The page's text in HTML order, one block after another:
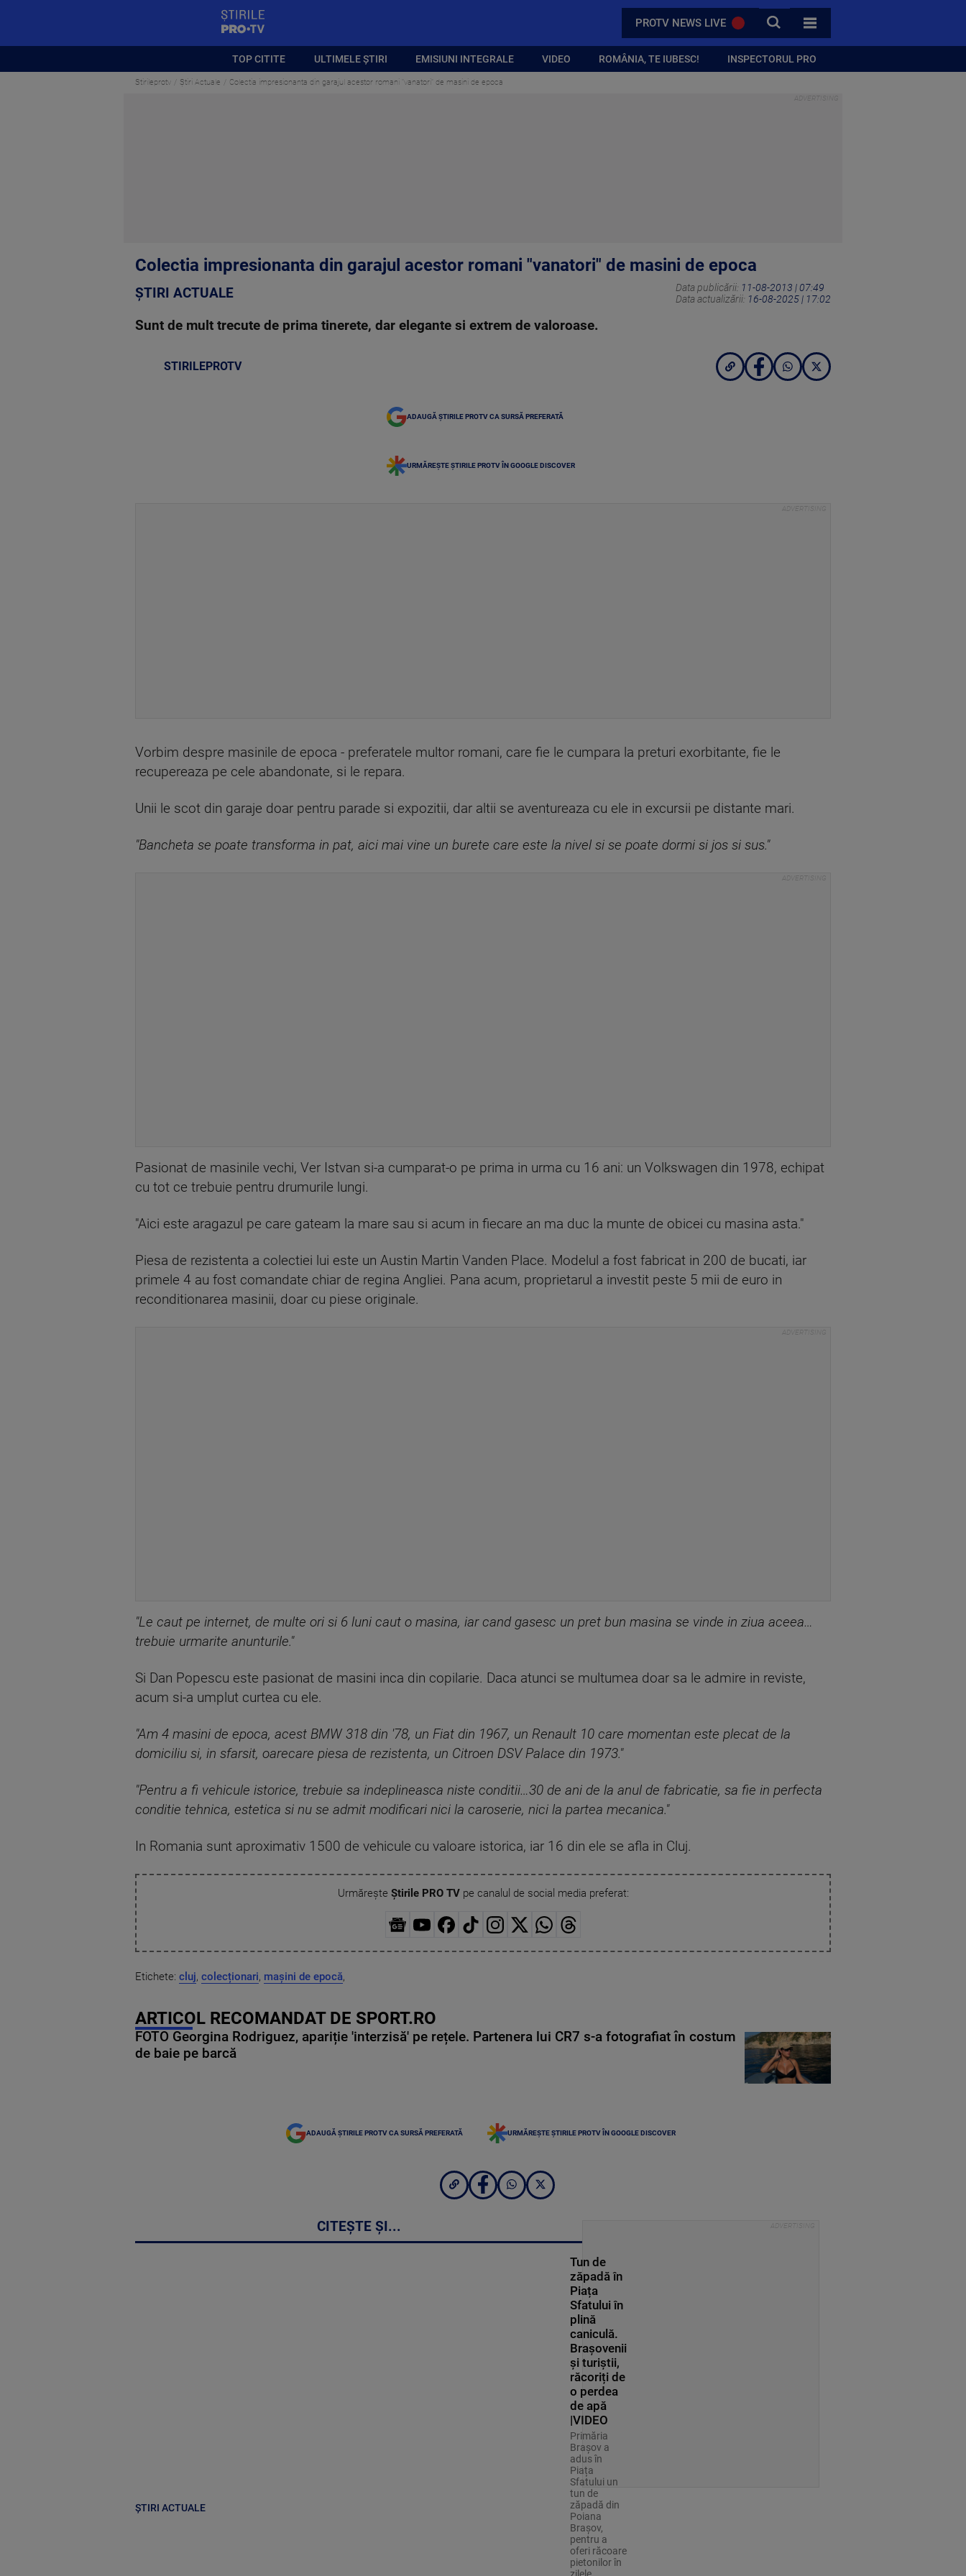
PROTV NEWS LIVE CAUTA
TOATE CATEGORIILE
TOP CITITE ULTIMELE ȘTIRI EMISIUNI INTEGRALE VIDEO ROMÂNIA, TE IUBESC! INSPECTORUL PRO
Stirileprotv Știri Actuale Colectia impresionanta din garajul acestor romani "vanatori" de masini de epoca
Colectia impresionanta din garajul acestor romani "vanatori" de masini de epoca
ȘTIRI ACTUALE Data publicării: 11-08-2013 | 07:49
Data actualizării: 16-08-2025 | 17:02
Sunt de mult trecute de prima tinerete, dar elegante si extrem de valoroase.
STIRILEPROTV
ADAUGĂ ȘTIRILE PROTV CA SURSĂ PREFERATĂ
URMĂREȘTE ȘTIRILE PROTV ÎN GOOGLE DISCOVER
Vorbim despre masinile de epoca - preferatele multor romani, care fie le cumpara la preturi exorbitante, fie le
recupereaza pe cele abandonate, si le repara.
Unii le scot din garaje doar pentru parade si expozitii, dar altii se aventureaza cu ele in excursii pe distante mari.
"Bancheta se poate transforma in pat, aici mai vine un burete care este la nivel si se poate dormi si jos si sus."
Pasionat de masinile vechi, Ver Istvan si-a cumparat-o pe prima in urma cu 16 ani: un Volkswagen din 1978, echipat
cu tot ce trebuie pentru drumurile lungi.
"Aici este aragazul pe care gateam la mare sau si acum in fiecare an ma duc la munte de obicei cu masina asta."
Piesa de rezistenta a colectiei lui este un Austin Martin Vanden Place. Modelul a fost fabricat in 200 de bucati, iar
primele 4 au fost comandate chiar de regina Angliei. Pana acum, proprietarul a investit peste 5 mii de euro in
reconditionarea masinii, doar cu piese originale.
"Le caut pe internet, de multe ori si 6 luni caut o masina, iar cand gasesc un pret bun masina se vinde in ziua aceea…
trebuie urmarite anunturile."
Si Dan Popescu este pasionat de masini inca din copilarie. Daca atunci se multumea doar sa le admire in reviste,
acum si-a umplut curtea cu ele.
"Am 4 masini de epoca, acest BMW 318 din '78, un Fiat din 1967, un Renault 10 care momentan este plecat de la
domiciliu si, in sfarsit, oarecare piesa de rezistenta, un Citroen DSV Palace din 1973."
"Pentru a fi vehicule istorice, trebuie sa indeplineasca niste conditii…30 de ani de la anul de fabricatie, sa fie in perfecta
conditie tehnica, estetica si nu se admit modificari nici la caroserie, nici la partea mecanica."
In Romania sunt aproximativ 1500 de vehicule cu valoare istorica, iar 16 din ele se afla in Cluj.
Urmărește Știrile PRO TVpe canalul de social media preferat:
Etichete: cluj, colecționari, mașini de epocă,
ARTICOL RECOMANDAT DE SPORT.RO
FOTO Georgina Rodriguez, apariție 'interzisă' pe rețele. Partenera lui CR7 s-a fotografiat în costum
de baie pe barcă
ADAUGĂ ȘTIRILE PROTV CA SURSĂ PREFERATĂ URMĂREȘTE ȘTIRILE PROTV ÎN GOOGLE DISCOVER
CITEȘTE ȘI...
ȘTIRI ACTUALE
Tun de
zăpadă în
Piața
Sfatului în
plină
caniculă.
Brașovenii
și turiștii,
răcoriți de
o perdea
de apă
|VIDEO
Primăria
Brașov a
adus în
Piața
Sfatului un
tun de
zăpadă din
Poiana
Brașov,
pentru a
oferi răcoare
pietonilor în